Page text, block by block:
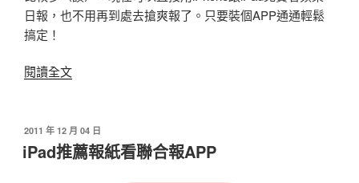
日報，也不用再到處去搶爽報了。只要裝個APP通通輕鬆
搞定！
閱讀全文〈iPhone/iPad
果
日
發
佈
於
2011 年 12 月 04 日
iPad推薦報紙看聯合報APP